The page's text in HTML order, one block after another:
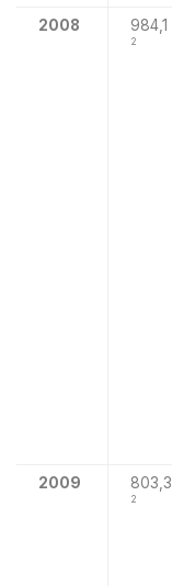
2008 984,1
2
2009 803,3
2